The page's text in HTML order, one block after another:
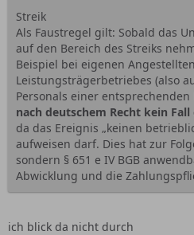
Anspruch auf Schadenersatz.
---
alles andere nennt man kulanz
man nicht.
Streik
Als Faustregel gilt: Sobald das
auf den Bereich des Streiks
Beispiel bei eigenen
Leistungsträgerbetriebes (also
Personals einer entsprechenden
nach deutschem Recht kein
da das Ereignis „keinen
aufweisen darf. Dies hat zur
sondern § 651 e IV BGB
Abwicklung und die
ich blick da nicht durch